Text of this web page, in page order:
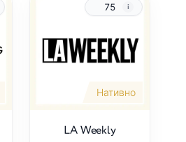
Нативно
75
LA Weekly